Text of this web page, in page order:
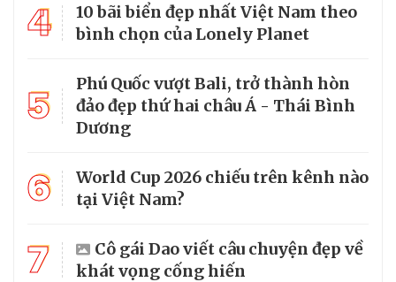
4
10 bãi biển đẹp nhất Việt Nam theo
bình chọn của Lonely Planet
5
Phú Quốc vượt Bali, trở thành hòn
đảo đẹp thứ hai châu Á - Thái Bình
Dương
6
World Cup 2026 chiếu trên kênh nào
tại Việt Nam?
7
Cô gái Dao viết câu chuyện đẹp về
khát vọng cống hiến